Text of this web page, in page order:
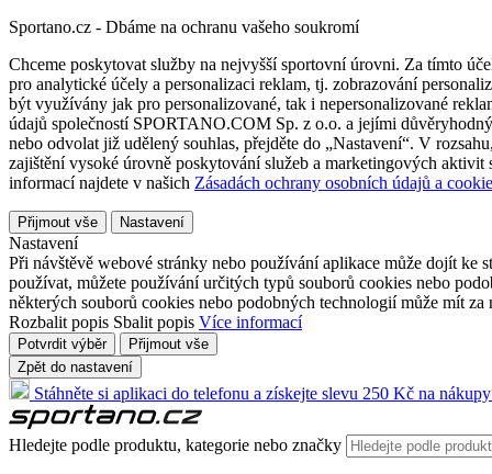
Sportano.cz - Dbáme na ochranu vašeho soukromí
Chceme poskytovat služby na nejvyšší sportovní úrovni. Za tímto
pro analytické účely a personalizaci reklam, tj. zobrazování
být využívány jak pro personalizované, tak i nepersonalizované
údajů společností SPORTANO.COM Sp. z o.o. a jejími
nebo odvolat již udělený souhlas, přejděte do „Nastavení“. V
zajištění vysoké úrovně poskytování služeb a marketingových
informací najdete v našich Zásadách ochrany osobních údajů a
Přijmout vše Nastavení
Nastavení
Při návštěvě webové stránky nebo používání aplikace může dojít ke
používat, můžete používání určitých typů souborů cookies nebo
některých souborů cookies nebo podobných technologií může mít
Rozbalit popis Sbalit popis Více informací
Potvrdit výběr
Přijmout vše
Zpět do nastavení
Stáhněte si aplikaci do telefonu a získejte slevu 250 Kč na
Hledejte podle produktu, kategorie nebo značky